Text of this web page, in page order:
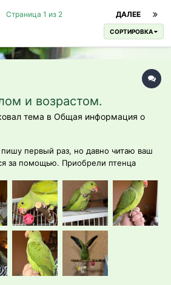
ДАЛЕЕ
Страница 1 из 2
СОРТИРОВКА
и возрастом.
тема в Общая информация о
первый раз, но давно читаю ваш
за помощью. Приобрели птенца
что просто от баллы так сказали.
сколько ему месяцев и его пол.